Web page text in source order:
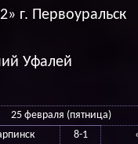
г. Первоуральск
Уфалей
25 февраля (пятница)
8-1